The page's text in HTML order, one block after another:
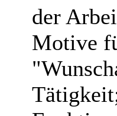
der
Motive